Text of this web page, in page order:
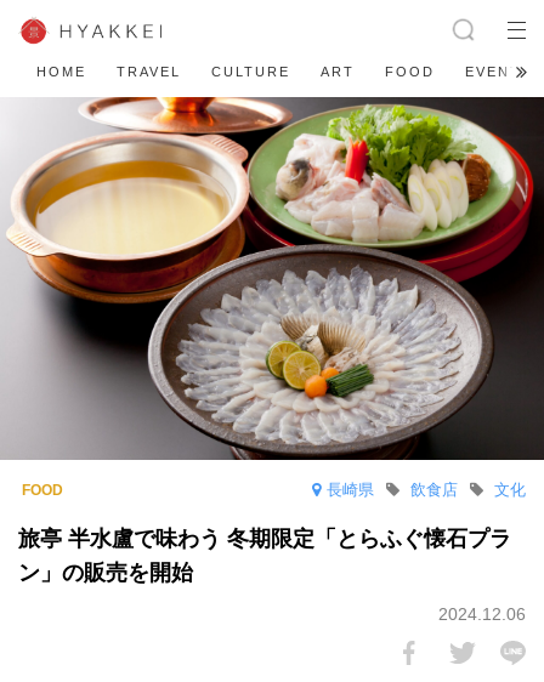
HOME TRAVEL CULTURE ART FOOD EVENT
長崎県 文化
飲食店
旅亭 半水盧で味わう 冬期限定「とらふぐ懐石プラ
ン」の販売を開始
2024.12.06